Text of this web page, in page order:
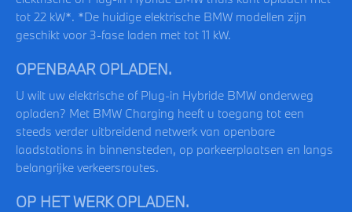
tot 22 kW*. *De huidige elektrische BMW modellen zijn
geschikt voor 3-fase laden met tot 11 kW.
OPENBAAR OPLADEN.
U wilt uw elektrische of Plug-in Hybride BMW onderweg
opladen? Met BMW Charging heeft u toegang tot een
steeds verder uitbreidend netwerk van openbare
laadstations in binnensteden, op parkeerplaatsen en langs
belangrijke verkeersroutes.
OP HET WERK OPLADEN.